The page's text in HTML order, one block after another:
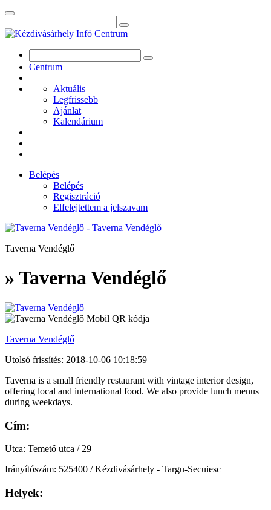
Centrum
Aktuális
Legfrissebb
Ajánlat
Kalendárium
Belépés
Belépés
Regisztráció
Elfelejtettem a jelszavam
Taverna Vendéglő
» Taverna Vendéglő
Taverna Vendéglő
Utolsó frissítés: 2018-10-06 10:18:59
Taverna is a small friendly restaurant with vintage interior design,
offering local and international food. We also provide lunch menus
during weekdays.
Cím:
Utca: Temető utca / 29
Irányítószám: 525400 / Kézdivásárhely - Targu-Secuiesc
Helyek: